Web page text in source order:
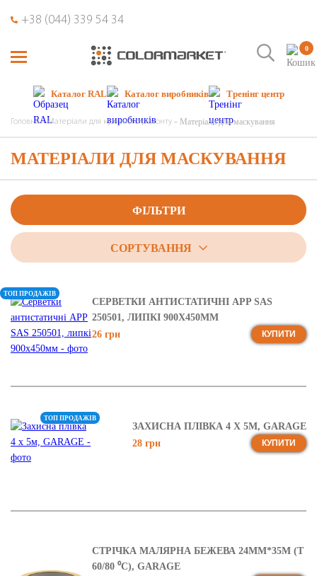
+38 (044) 339 54 34
0
Каталог RAL Каталог виробників Тренінг центр
Головна Матеріали для кузовного ремонту Матеріали для маскування
МАТЕРІАЛИ ДЛЯ МАСКУВАННЯ
ФІЛЬТРИ
СОРТУВАННЯ
СЕРВЕТКИ АНТИСТАТИЧНІ APP SAS
250501, ЛИПКІ 900X450ММ
26 грн
КУПИТИ
ТОП ПРОДАЖІВ
ЗАХИСНА ПЛІВКА 4 Х 5М, GARAGE
28 грн
КУПИТИ
ТОП ПРОДАЖІВ
СТРІЧКА МАЛЯРНА БЕЖЕВА 24ММ*35М (T
60/80 ⁰C), GARAGE